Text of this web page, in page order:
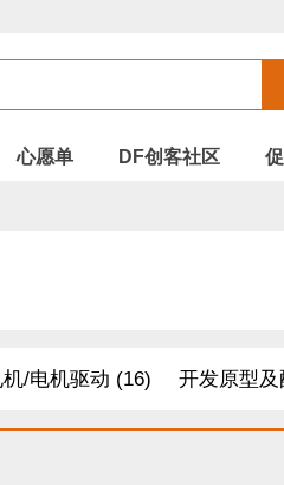
心愿单 DF创客社区
/电机驱动 (16) 开发原型及